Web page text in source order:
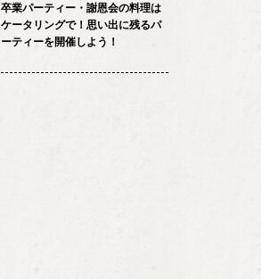
卒業パーティー・謝恩会の料理は
ケータリングで！思い出に残るパ
ーティーを開催しよう！